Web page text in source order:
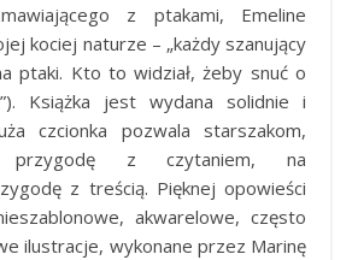
z ptakami, Emeline
kociej naturze – „każdy szanujący
ptaki. Kto to widział, żeby snuć o
Książka jest wydana solidnie i
czcionka pozwala starszakom,
przygodę z czytaniem, na
z treścią. Pięknej opowieści
akwarelowe, często
ilustracje, wykonane przez Marinę